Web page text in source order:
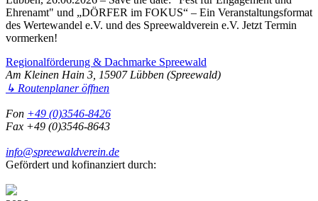
Ehrenamt" und „DÖRFER im FOKUS“ – Ein Veranstaltungsformat
des Wertewandel e.V. und des Spreewaldverein e.V. Jetzt Termin
vormerken!
Regionalförderung & Dachmarke Spreewald
Am Kleinen Hain 3, 15907 Lübben (Spreewald)
↳ Routenplaner öffnen
Fon +49 (0)3546-8426
Fax +49 (0)3546-8643
info@spreewaldverein.de
Gefördert und kofinanziert durch: